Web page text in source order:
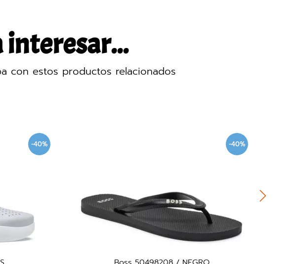
interesar...
con estos productos relacionados
-40% -40%